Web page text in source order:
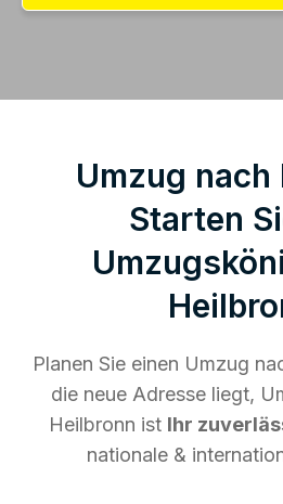
Umzug nach
Starten
Planen Sie einen Umzug
die neue Adresse liegt,
Heilbronn ist Ihr
nationale &